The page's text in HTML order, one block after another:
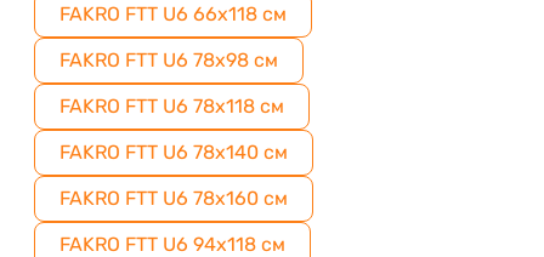
FAKRO FTT U6 66x118 см
FAKRO FTT U6 78x98 см
FAKRO FTT U6 78x118 см
FAKRO FTT U6 78x140 см
FAKRO FTT U6 78x160 см
FAKRO FTT U6 94x118 см